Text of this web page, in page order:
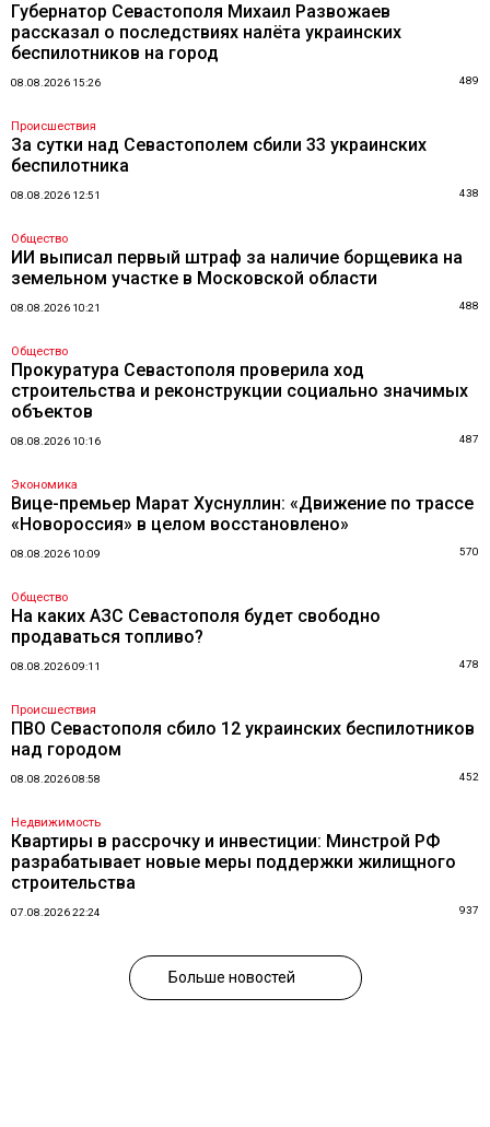
Губернатор Севастополя Михаил Развожаев
рассказал о последствиях налёта украинских
беспилотников на город
08.08.2026 15:26 489
Происшествия
За сутки над Севастополем сбили 33 украинских
беспилотника
08.08.2026 12:51 438
Общество
ИИ выписал первый штраф за наличие борщевика на
земельном участке в Московской области
08.08.2026 10:21 488
Общество
Прокуратура Севастополя проверила ход
строительства и реконструкции социально значимых
объектов
08.08.2026 10:16 487
Экономика
Вице-премьер Марат Хуснуллин: «Движение по трассе
«Новороссия» в целом восстановлено»
08.08.2026 10:09 570
Общество
На каких АЗС Севастополя будет свободно
продаваться топливо?
08.08.2026 09:11 478
Происшествия
ПВО Севастополя сбило 12 украинских беспилотников
над городом
08.08.2026 08:58 452
Недвижимость
Квартиры в рассрочку и инвестиции: Минстрой РФ
разрабатывает новые меры поддержки жилищного
строительства
07.08.2026 22:24 937
Больше новостей